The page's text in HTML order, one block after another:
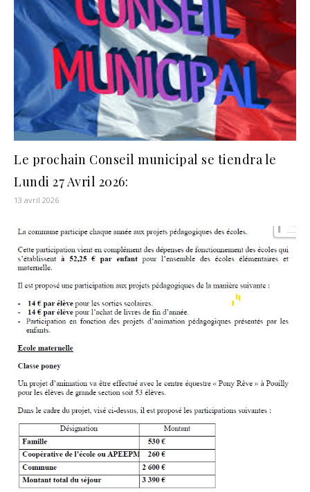
Le prochain Conseil municipal se tiendra le
Lundi 27 Avril 2026:
13 avril 2026